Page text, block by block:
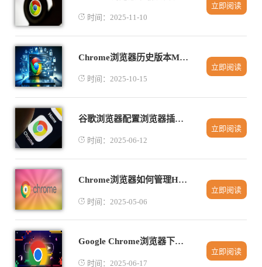
时间：2025-11-10
立即阅读
Chrome浏览器历史版本MacOS安装操作技巧
时间：2025-10-15
立即阅读
谷歌浏览器配置浏览器插件权限管理
时间：2025-06-12
立即阅读
Chrome浏览器如何管理HTTPS请求和证书
时间：2025-05-06
立即阅读
Google Chrome浏览器下载安装包快速获取技巧
时间：2025-06-17
立即阅读